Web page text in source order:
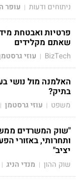
ניתוחים ודעות | עופר
פרטיות ואבטחת
שאתם מקלידים
BizTech
| עוזי
האלמנה מול נושי
בתיק?
משפט | עוזי גרסטמן |
"שוק המשרדים
ותחרותי, באזורי
יציב"
שוק ההון | מנדי הניג |